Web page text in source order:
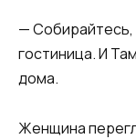
— Собирайтесь,
гостиница. И
дома.
Женщина